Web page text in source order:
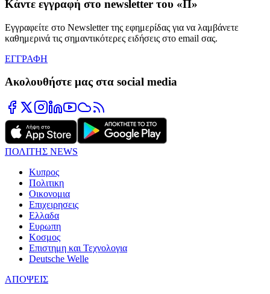
Κάντε εγγραφή στο newsletter του «Π»
Εγγραφείτε στο Newsletter της εφημερίδας για να λαμβάνετε
καθημερινά τις σημαντικότερες ειδήσεις στο email σας.
ΕΓΓΡΑΦΗ
Ακολουθήστε μας στα social media
ΠΟΛΙΤΗΣ NEWS
Κυπρος
Πολιτικη
Οικονομια
Επιχειρησεις
Ελλαδα
Ευρωπη
Κοσμος
Επιστημη και Τεχνολογια
Deutsche Welle
ΑΠΟΨΕΙΣ